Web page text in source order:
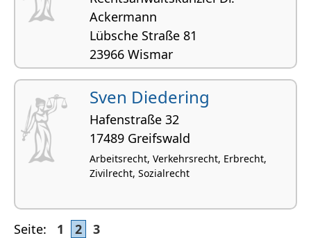
Ackermann
Lübsche Straße 81
23966 Wismar
Gesellschaftsrecht, IT-Recht,
Wirtschaftsrecht
Sven Diedering
Hafenstraße 32
17489 Greifswald
Arbeitsrecht, Verkehrsrecht, Erbrecht,
Zivilrecht, Sozialrecht
Seite: 1 2 3